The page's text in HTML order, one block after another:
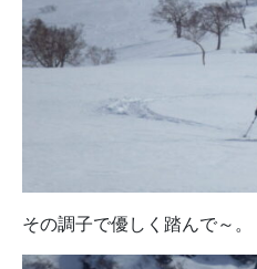
その調子で優しく踏んで～。